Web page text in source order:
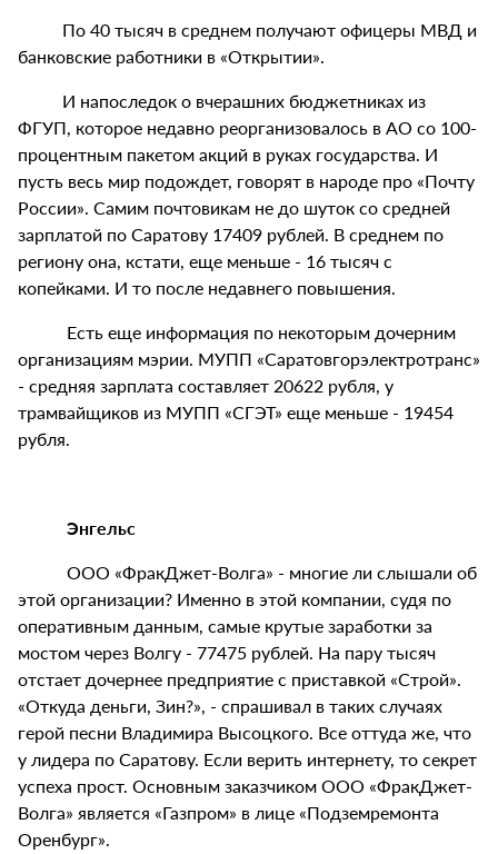
По 40 тысяч в среднем получают офицеры МВД и
банковские работники в «Открытии».
И напоследок о вчерашних бюджетниках из
ФГУП, которое недавно реорганизовалось в АО со 100-
процентным пакетом акций в руках государства. И
пусть весь мир подождет, говорят в народе про «Почту
России». Самим почтовикам не до шуток со средней
зарплатой по Саратову 17409 рублей. В среднем по
региону она, кстати, еще меньше - 16 тысяч с
копейками. И то после недавнего повышения.
Есть еще информация по некоторым дочерним
организациям мэрии. МУПП «Саратовгорэлектротранс»
- средняя зарплата составляет 20622 рубля, у
трамвайщиков из МУПП «СГЭТ» еще меньше - 19454
рубля.
Энгельс
ООО «ФракДжет-Волга» - многие ли слышали об
этой организации? Именно в этой компании, судя по
оперативным данным, самые крутые заработки за
мостом через Волгу - 77475 рублей. На пару тысяч
отстает дочернее предприятие с приставкой «Строй».
«Откуда деньги, Зин?», - спрашивал в таких случаях
герой песни Владимира Высоцкого. Все оттуда же, что
у лидера по Саратову. Если верить интернету, то секрет
успеха прост. Основным заказчиком ООО «ФракДжет-
Волга» является «Газпром» в лице «Подземремонта
Оренбург».